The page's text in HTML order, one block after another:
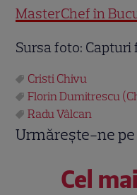
MasterChef în
Sursa foto:
Cristi Chivu
Florin Dumitrescu
Radu Vâlcan
Urmărește-ne pe
Cel